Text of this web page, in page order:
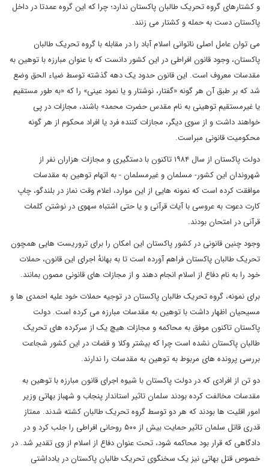
و کشتارهای گروه تحریک طالبان پاکستان ندارد؛ چرا که این گروه عمدتا در داخل
پاکستان دست به حمله و کشتار می زنند.
می توان عامل اصلی ناتوانی اسلام آباد را در مقابله با گروه تحریک طالبان
پاکستان، وجود قانون افراطی در این کشور دانست که با عنوان مبارزه با توهین به
مقدسات معروف است. این قانون حدود یک دهه گذشته توسط ضیاء الحق وضع
شد که بر طبق آن هر گونه «گفتار، نوشتار و یا نمود عینی» را که «به طور مستقیم
یا غیرمستقیم توهینی به نام مقدس حضرت محمد» باشند، مجازات در پی
خواهند داشت و از سوی دیگر، مجازات کننده فرد یا افراد محکوم از هر گونه
محکومیت قانونی مبراست.
دولت پاکستان از سال ۱۹۸۴ تاکنون با دستگیری و مجازات هزاران نفر از
شهروندان این کشور- مسلمان و غیرمسلمان - به اتهام توهین به مقدسات
موافقت کرده است که نمونه هایی از این موارد، اعلام وقت نماز در بلندگو، چاپ
کارت دعوت به عروسی با آیات قرآنی و یا حتی اشتباه سهوی در نوشتن کلمات
قرآنی در امتحان بودند.
وجود چنین قانونی در کشور پاکستان این امکان را برای تروریست هایی همچون
تحریک طالبان پاکستان فراهم آورده است تا به بهانهٔ اجرای این قانون، حملات
خود را به نام دفاع از اسلام انجام دهند و از مجازات های قانونی مصون بمانند.
برای نمونه، گروه تحریک طالبان پاکستان در توجیه حملات خود علیه احمدی ها و
مسیحیان اظهار داشت با توهین به مقدسات مبارزه می کرده است. دولت
پاکستان تاکنون موفق به محاکمه و مجازات هیچ یک از سرکرده های تحریک
طالبان پاکستان نشده است چرا که بیشتر وکلا و قضات در این کشور شجاعت
بررسی پرونده های مربوط به توهین به مقدسات را ندارند.
دو تن از افرادی که در دولت پاکستان با شیوه اجرای قانون مبارزه با توهین به
مقدسات مخالفت کرده بودند سلمان تاثیر استاندار پنجاب و شهباز بهاتی وزیر
امور اقلیت ها بودند که هر دو توسط گروه تحریک طالبان کشته شدند. ممتاز
قدری قاتل سلمان تاثیر حمایت بیش از ۵۰۰ روحانی افراطی را جلب کرد و در
دادگاهی که قرار بود محاکمه شود، تحت عنوان دفاع از اسلام از وی تقدیر شد. در
خصوص قتل بهاتی نیز یک سخنگوی تحریک طالبان پاکستان در یادداشتی